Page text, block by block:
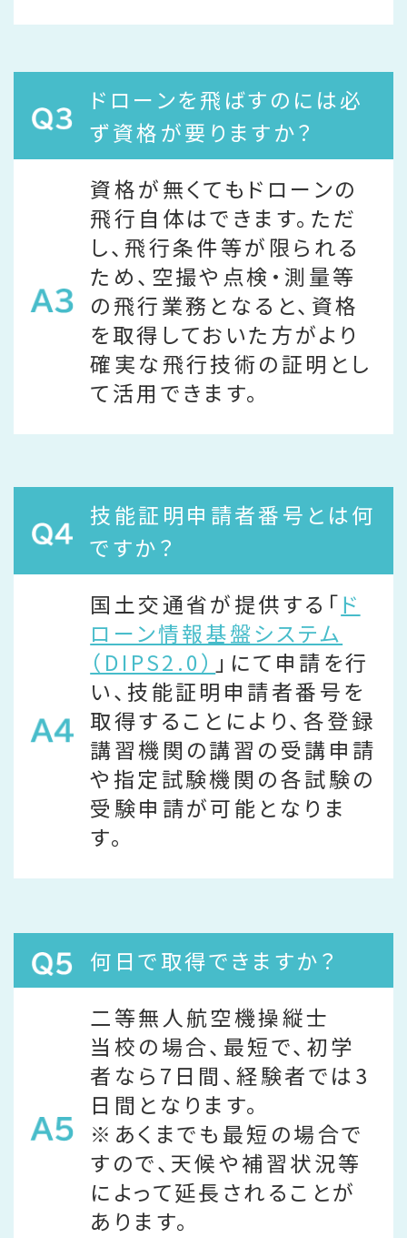
ドローンを飛ばすのには必
ず資格が要りますか？
資格が無くてもドローンの
飛行自体はできます。ただ
し、飛行条件等が限られる
ため、空撮や点検・測量等
の飛行業務となると、資格
を取得しておいた方がより
確実な飛行技術の証明とし
て活用できます。
技能証明申請者番号とは何
ですか？
国土交通省が提供する「ド
ローン情報基盤システム
（DIPS2.0） 」にて申請を行
い、技能証明申請者番号を
取得することにより、各登録
講習機関の講習の受講申請
や指定試験機関の各試験の
受験申請が可能となりま
す。
何日で取得できますか？
二等無人航空機操縦士
当校の場合、最短で、初学
者なら7日間、経験者では3
日間となります。
※あくまでも最短の場合で
すので、天候や補習状況等
によって延長されることが
あります。